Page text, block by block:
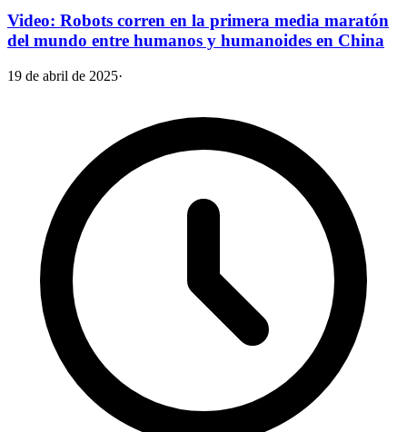
Video: Robots corren en la primera media maratón
del mundo entre humanos y humanoides en China
19 de abril de 2025·